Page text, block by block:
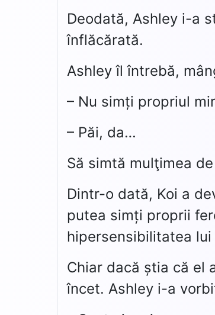
Deodată, Ashley i-a
înflăcărată.
Ashley îl întrebă,
– Nu simți propriul
– Păi, da…
Să simtă mulţimea
Dintr-o dată, Koi a
putea simți proprii
hipersensibilitatea
Chiar dacă știa că el
încet. Ashley i-a